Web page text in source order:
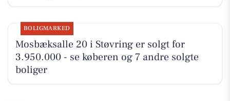
BOLIGMARKED
Mosbæksalle 20 i Støvring er solgt for
3.950.000 - se køberen og 7 andre solgte
boliger